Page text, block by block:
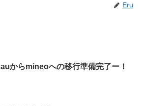
Eru
auからmineoへの移行準備完了ー！